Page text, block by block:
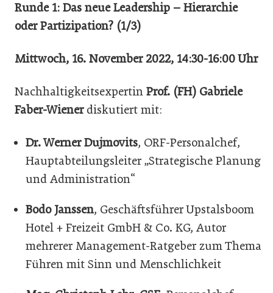
Runde 1: Das neue Leadership – Hierarchie
oder Partizipation? (1/3)
Mittwoch, 16. November 2022, 14:30-16:00 Uhr
Nachhaltigkeitsexpertin Prof. (FH) Gabriele
Faber-Wienerdiskutiert mit:
Dr. Werner Dujmovits, ORF-Personalchef,
Hauptabteilungsleiter „Strategische Planung
und Administration“
Bodo Janssen, Geschäftsführer Upstalsboom
Hotel + Freizeit GmbH & Co. KG, Autor
mehrerer Management-Ratgeber zum Thema
Führen mit Sinn und Menschlichkeit